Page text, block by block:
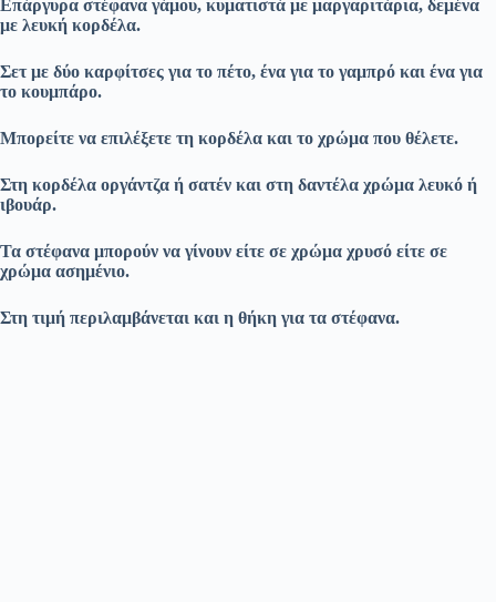
Επάργυρα στέφανα γάμου, κυματιστά με μαργαριτάρια, δεμένα
με λευκή κορδέλα.
Σετ με δύο καρφίτσες για το πέτο, ένα για το γαμπρό και ένα για
το κουμπάρο.
Μπορείτε να επιλέξετε τη κορδέλα και το χρώμα που θέλετε.
Στη κορδέλα οργάντζα ή σατέν και στη δαντέλα χρώμα λευκό ή
ιβουάρ.
Τα στέφανα μπορούν να γίνουν είτε σε χρώμα χρυσό είτε σε
χρώμα ασημένιο.
Στη τιμή περιλαμβάνεται και η θήκη για τα στέφανα.